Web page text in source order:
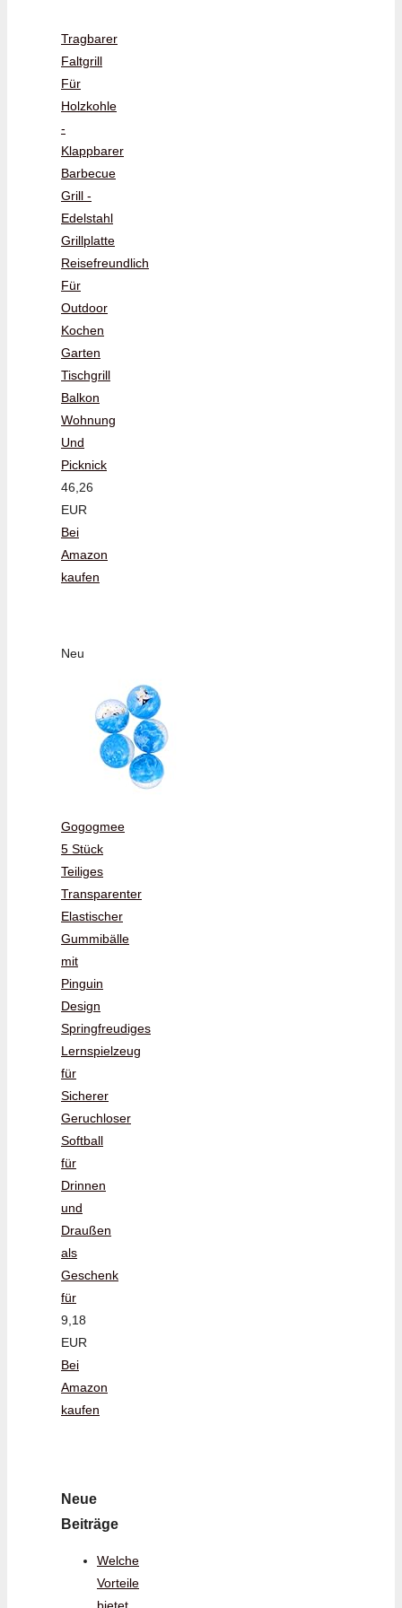
Tragbarer
Faltgrill
Für
Holzkohle
-
Klappbarer
Barbecue
Grill -
Edelstahl
Grillplatte
Reisefreundlich
Für
Outdoor
Kochen
Garten
Tischgrill
Balkon
Wohnung
Und
Picknick
46,26
EUR
Bei
Amazon
kaufen
Neu
Gogogmee
5 Stück
Teiliges
Transparenter
Elastischer
Gummibälle
mit
Pinguin
Design
Springfreudiges
Lernspielzeug
für
Sicherer
Geruchloser
Softball
für
Drinnen
und
Draußen
als
Geschenk
für
9,18
EUR
Bei
Amazon
kaufen
Neue
Beiträge
Welche
Vorteile